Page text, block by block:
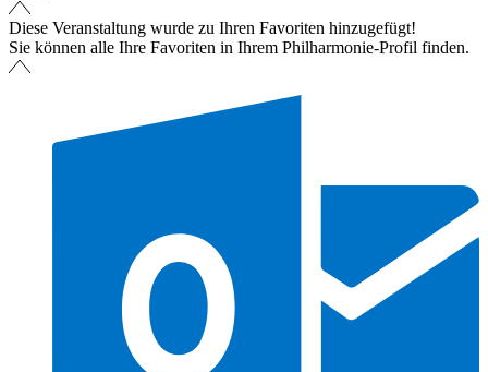
Diese Veranstaltung wurde zu Ihren Favoriten hinzugefügt!
Sie können alle Ihre Favoriten in Ihrem Philharmonie-Profil finden.